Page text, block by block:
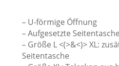
– U-förmige Öffnung
– Aufgesetzte
– Größe L <(>&<)> XL:
Seitentasche